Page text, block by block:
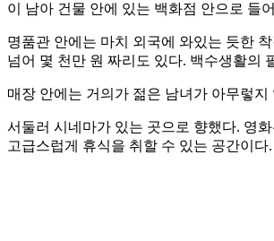
이 남아 건물 안에 있는 백화점 안으로 들
명품관 안에는 마치 외국에 와있는 듯한
넘어 몇 천만 원 짜리도 있다. 백수생활의
매장 안에는 거의가 젊은 남녀가 아무렇
서둘러 시네마가 있는 곳으로 향했다. 영
고급스럽게 휴식을 취할 수 있는 공간이